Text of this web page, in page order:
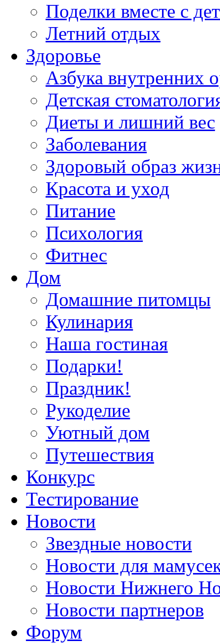
Поделки вместе с
Летний отдых
Здоровье
Азбука внутренних
Детская
Диеты и лишний вес
Заболевания
Здоровый образ
Красота и уход
Питание
Психология
Фитнес
Дом
Домашние питомцы
Кулинария
Наша гостиная
Подарки!
Праздник!
Рукоделие
Уютный дом
Путешествия
Конкурс
Тестирование
Новости
Звездные новости
Новости для
Новости Нижнего
Новости партнеров
Форум